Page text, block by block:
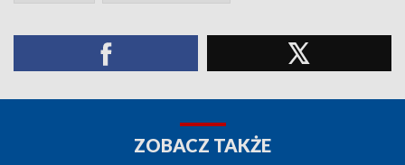
ZOBACZ TAKŻE